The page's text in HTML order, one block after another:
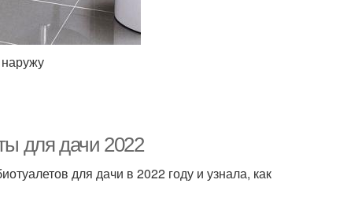
для дачи 2022
для дачи в 2022 году и узнала, как